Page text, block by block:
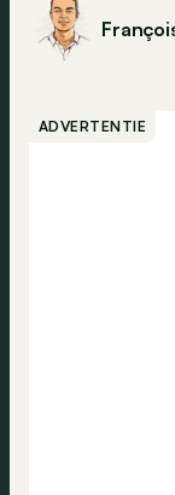
ADVERTENTIE